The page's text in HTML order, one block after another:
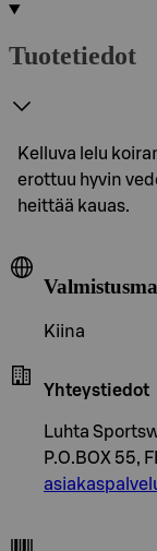
Tuotetiedot
Kelluva lelu
erottuu hyvin
heittää kauas.
Kiina
Yhteystiedot
Luhta
P.O.BOX 55,